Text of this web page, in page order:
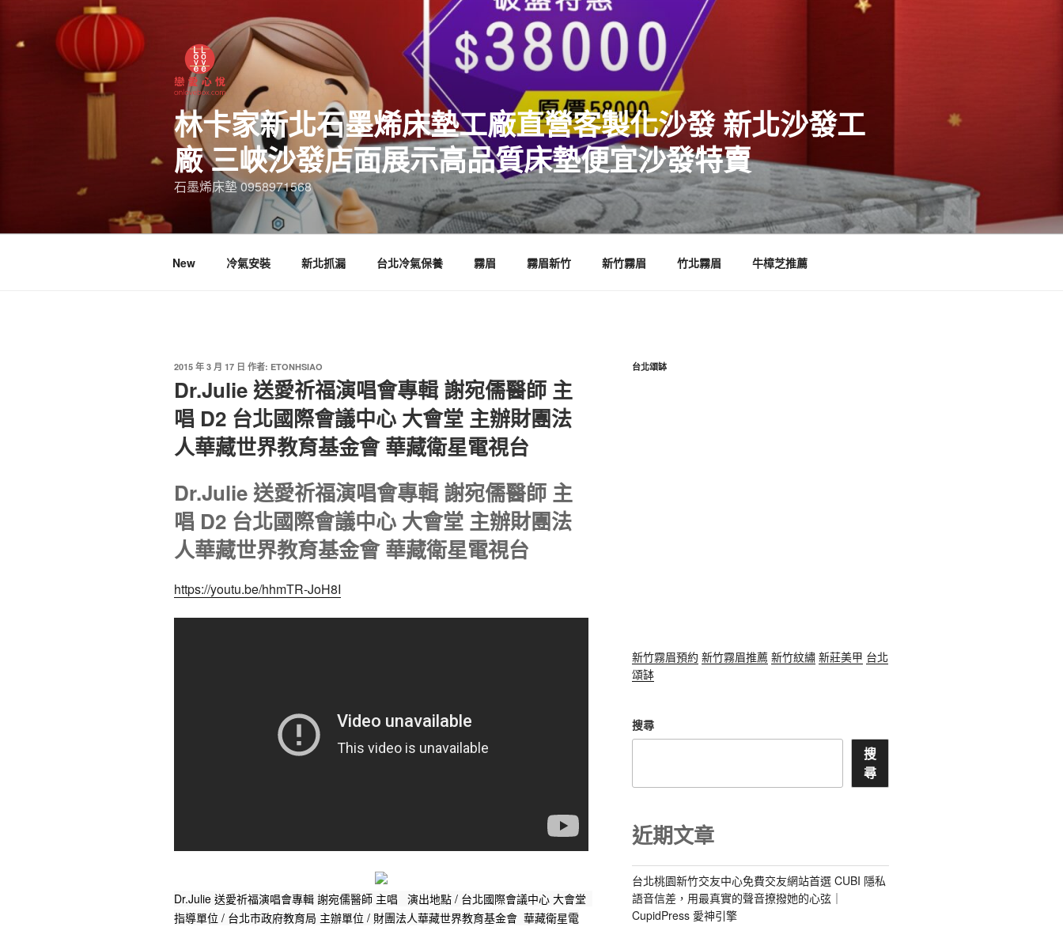
林卡家新北石墨烯床墊工廠直營客製化沙發 新北沙發工
廠 三峽沙發店面展示高品質床墊便宜沙發特賣
石墨烯床墊 0958971568
New 冷氣安裝 新北抓漏 台北冷氣保養 霧眉 霧眉新竹 新竹霧眉 竹北霧眉 牛樟芝推薦
2015 年 3 月 17 日 作者: ETONHSIAO
Dr.Julie 送愛祈福演唱會專輯 謝宛儒醫師 主
唱 D2 台北國際會議中心 大會堂 主辦財團法
人華藏世界教育基金會 華藏衛星電視台
Dr.Julie 送愛祈福演唱會專輯 謝宛儒醫師 主
唱 D2 台北國際會議中心 大會堂 主辦財團法
人華藏世界教育基金會 華藏衛星電視台
https://youtu.be/hhmTR-JoH8I
Dr.Julie 送愛祈福演唱會專輯 謝宛儒醫師 主唱   演出地點 / 台北國際會議中心 大會堂
指導單位 / 台北市政府教育局 主辦單位 / 財團法人華藏世界教育基金會  華藏衛星電
台北頌缽
新竹霧眉預約 新竹霧眉推薦 新竹紋繡 新莊美甲 台北
頌缽
搜尋
搜
尋
近期文章
台北桃園新竹交友中心免費交友網站首選 CUBI 隱私
語音信差，用最真實的聲音撩撥她的心弦｜
CupidPress 愛神引擎